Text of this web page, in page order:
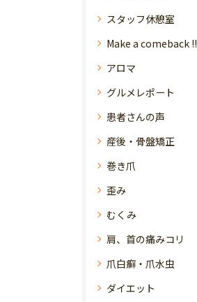
スタッフ休憩室
Make a comeback !!
アロマ
グルメレポート
患者さんの声
産後・骨盤矯正
巻き爪
歪み
むくみ
肩、首の痛みコリ
爪白癬・爪水虫
ダイエット